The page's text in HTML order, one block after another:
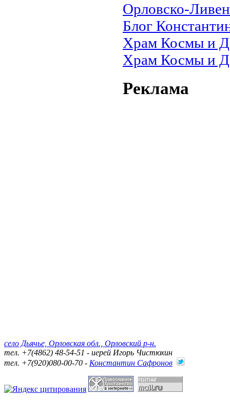
Орловско-
Блог
Храм Космы и
Храм Космы и
Реклама
село Дьячье, Орловская обл., Орловский р-н.
тел. +7(4862) 48-54-51 - иерей Игорь Чистюхин
тел. +7(920)080-00-70 - Константин Сафронов